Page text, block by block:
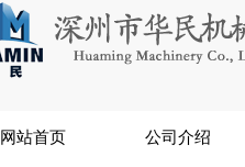
网站首页 公司介绍